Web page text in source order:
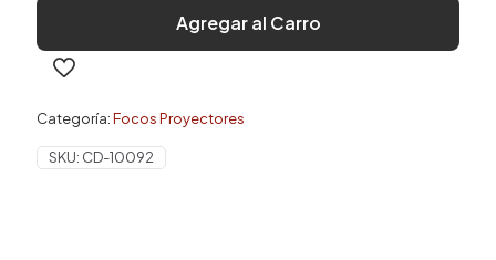
100W
Cálida
Agregar al Carro
Categoría:Focos Proyectores
SKU: CD-10092